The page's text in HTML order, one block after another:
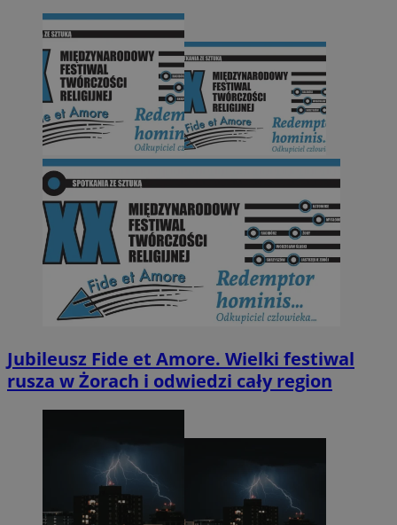
Jubileusz Fide et Amore. Wielki festiwal
rusza w Żorach i odwiedzi cały region